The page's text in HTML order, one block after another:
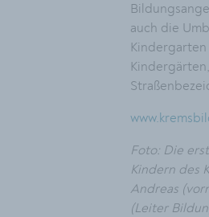
auch die
Kindergarten
w
Foto: Die
Kindern des
Andreas
(Leiter